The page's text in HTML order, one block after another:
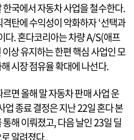
국에서 자동차 사업을 철수한다.
탄에 수익성이 악화하자 ‘선택과
다. 혼다코리아는 차량 A/S(애프
상 유지하는 한편 핵심 사업인 모
시장 점유율 확대에 나선다.
면 올해 말 자동차 판매 사업 운
업 종료 결정은 지난 22일 혼다 본
해 이뤄졌고, 다음 날인 23일 딜
알려졌다.